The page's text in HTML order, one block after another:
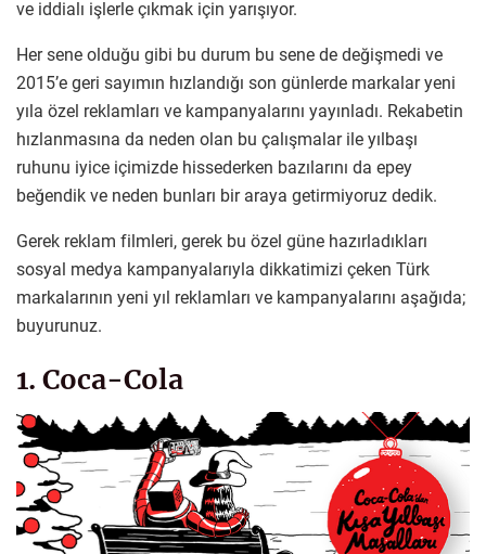
ve iddialı işlerle çıkmak için yarışıyor.
Her sene olduğu gibi bu durum bu sene de değişmedi ve
2015’e geri sayımın hızlandığı son günlerde markalar yeni
yıla özel reklamları ve kampanyalarını yayınladı. Rekabetin
hızlanmasına da neden olan bu çalışmalar ile yılbaşı
ruhunu iyice içimizde hissederken bazılarını da epey
beğendik ve neden bunları bir araya getirmiyoruz dedik.
Gerek reklam filmleri, gerek bu özel güne hazırladıkları
sosyal medya kampanyalarıyla dikkatimizi çeken Türk
markalarının yeni yıl reklamları ve kampanyalarını aşağıda;
buyurunuz.
1. Coca-Cola